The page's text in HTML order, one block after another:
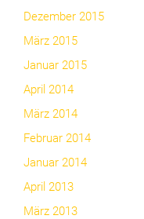
Dezember 2015
März 2015
Januar 2015
April 2014
März 2014
Februar 2014
Januar 2014
April 2013
März 2013